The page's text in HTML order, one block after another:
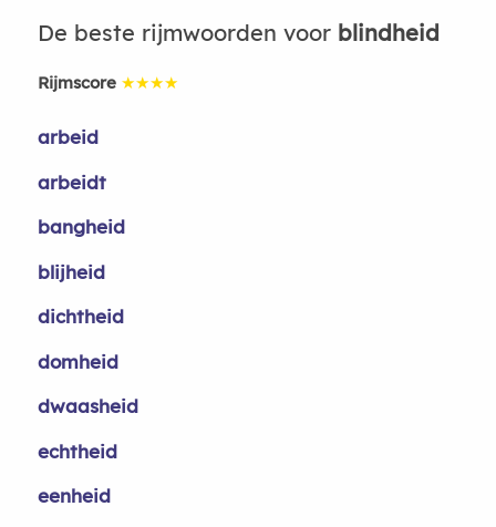
De beste rijmwoorden voor blindheid
Rijmscore ★★★★
arbeid
arbeidt
bangheid
blijheid
dichtheid
domheid
dwaasheid
echtheid
eenheid